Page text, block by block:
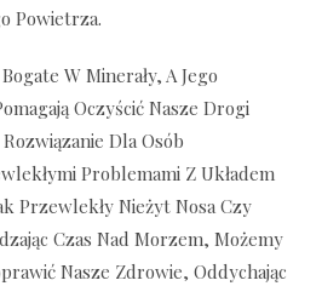
Powietrza.
W Minerały, A Jego
Oczyścić Nasze Drogi
Dla Osób
Problemami Z Układem
Przewlekły Nieżyt Nosa Czy
Czas Nad Morzem, Możemy
Nasze Zdrowie, Oddychając